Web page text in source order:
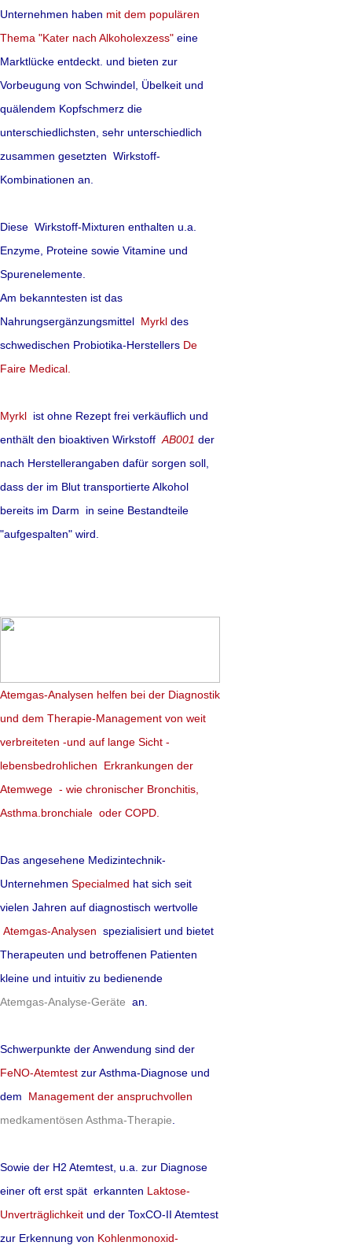
Ignoranten und
Um ein wenig Licht
darum bemüht,
dass die in der
mehr lesen
bekämpfen -
fördern. Ist
Faktoren erhöhen
abnehmen. Doch
untersuchte Diät
mehr lesen
Vitamin D
umstritten
unterschiedlichsten
die Beweislage für
deshalb generell
Experten
Unternehmen haben mit dem populären
Thema "Kater nach Alkoholexzess" eine
Marktlücke entdeckt. und bieten zur
Vorbeugung von Schwindel, Übelkeit und
quälendem Kopfschmerz die
unterschiedlichsten, sehr unterschiedlich
zusammen gesetzten Wirkstoff-
Kombinationen an.
Diese Wirkstoff-Mixturen enthalten u.a.
Enzyme, Proteine sowie Vitamine und
Spurenelemente.
Am bekanntesten ist das
Nahrungsergänzungsmittel Myrkl des
schwedischen Probiotika-Herstellers De
Faire Medical.
Myrkl ist ohne Rezept frei verkäuflich und
enthält den bioaktiven Wirkstoff AB001 der
nach Herstellerangaben dafür sorgen soll,
dass der im Blut transportierte Alkohol
bereits im Darm in seine Bestandteile
"aufgespalten" wird.
Atemgas-Analysen helfen bei der Diagnostik
und dem Therapie-Management von weit
verbreiteten -und auf lange Sicht -
lebensbedrohlichen Erkrankungen der
Atemwege - wie chronischer Bronchitis,
Asthma.bronchiale oder COPD.
Das angesehene Medizintechnik-
Unternehmen Specialmed hat sich seit
vielen Jahren auf diagnostisch wertvolle
Atemgas-Analysen spezialisiert und bietet
Therapeuten und betroffenen Patienten
kleine und intuitiv zu bedienende
Atemgas-Analyse-Geräte an.
Schwerpunkte der Anwendung sind der
FeNO-Atemtest zur Asthma-Diagnose und
dem Management der anspruchvollen
medkamentösen Asthma-Therapie.
Sowie der H2 Atemtest, u.a. zur Diagnose
einer oft erst spät erkannten Laktose-
Unverträglichkeit und der ToxCO-II Atemtest
zur Erkennung von Kohlenmonoxid-